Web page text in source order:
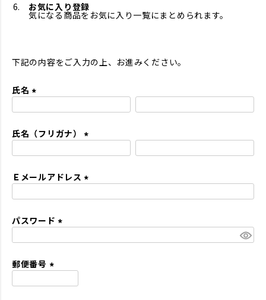
お気に入り登録
気になる商品をお気に入り一覧にまとめられます。
下記の内容をご入力の上、お進みください。
氏名
須
氏名（フリガナ）
須
Ｅメールアドレス
パスワード
郵便番号